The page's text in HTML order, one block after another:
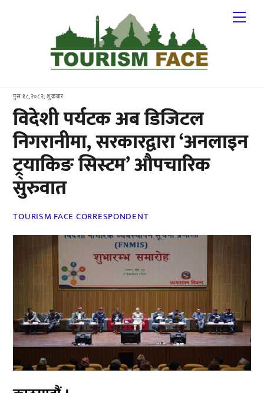
पुस १८,२०८२, शुक्रबार
विदेशी पर्यटक अब डिजिटल
निगरानीमा, सरकारद्वारा ‘अनलाइन
ट्र्याकिङ सिस्टम’ औपचारिक
सुरुवात
TOURISM FACE CORRESPONDENT